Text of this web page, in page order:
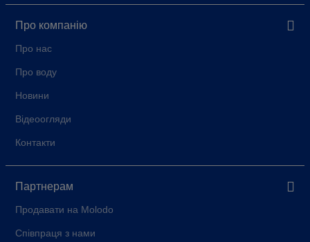
Про компанію
Про нас
Про воду
Новини
Відеоогляди
Контакти
Партнерам
Продавати на Molodo
Співпраця з нами